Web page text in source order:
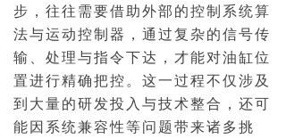
步，往往需要借助外部的控制系统算
法与运动控制器，通过复杂的信号传
输、处理与指令下达，才能对油缸位
置进行精确把控。这一过程不仅涉及
到大量的研发投入与技术整合，还可
能因系统兼容性等问题带来诸多挑